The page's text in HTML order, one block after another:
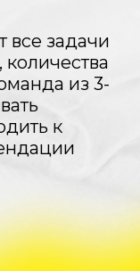
все задачи
из 3-
к